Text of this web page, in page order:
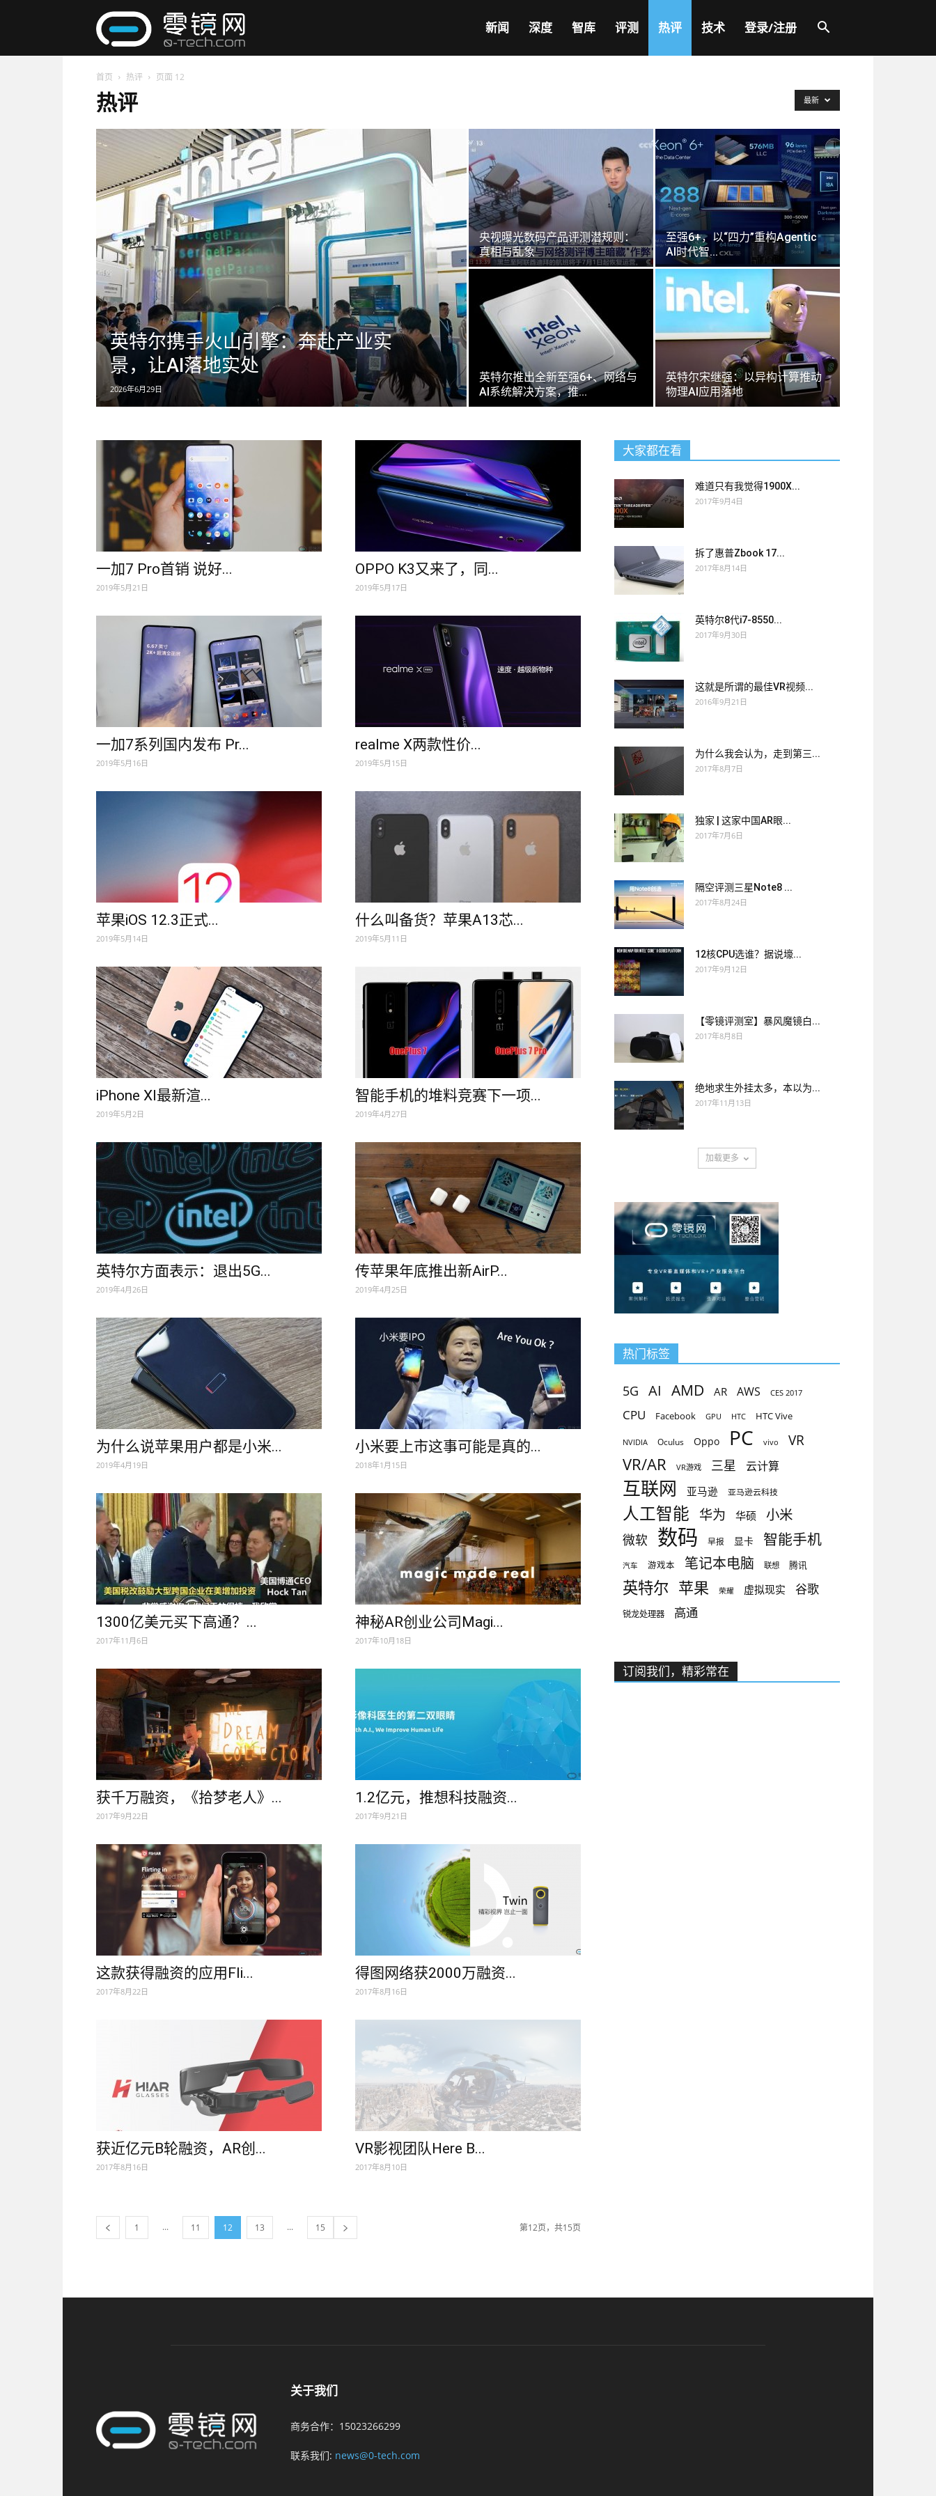
网
新闻 深度 智库 评测 热评 技术 登录/注册
首页 热评 页面 12
热评 最新
英特尔携手火山引擎：奔赴产业实
景，让AI落地实处
2026年6月29日
央视曝光数码产品评测潜规则：
真相与乱象
至强6+，以“四力”重构Agentic
AI时代智...
英特尔推出全新至强6+、网络与
AI系统解决方案，推...
英特尔宋继强：以异构计算推动
物理AI应用落地
一加7 Pro首销 说好...
2019年5月21日
OPPO K3又来了，同...
2019年5月17日
一加7系列国内发布 Pr...
2019年5月16日
realme X两款性价...
2019年5月15日
苹果iOS 12.3正式...
2019年5月14日
什么叫备货？苹果A13芯...
2019年5月11日
iPhone XI最新渲...
2019年5月2日
智能手机的堆料竞赛下一项...
2019年4月27日
英特尔方面表示：退出5G...
2019年4月26日
传苹果年底推出新AirP...
2019年4月25日
为什么说苹果用户都是小米...
2019年4月19日
小米要上市这事可能是真的...
2018年1月15日
1300亿美元买下高通？...
2017年11月6日
神秘AR创业公司Magi...
2017年10月18日
获千万融资，《拾梦老人》...
2017年9月22日
1.2亿元，推想科技融资...
2017年9月21日
这款获得融资的应用Fli...
2017年8月22日
得图网络获2000万融资...
2017年8月16日
获近亿元B轮融资，AR创...
2017年8月16日
VR影视团队Here B...
2017年8月10日
1 ... 11 12 13 ... 15 第12页，共15页
大家都在看
难道只有我觉得1900X...
2017年9月4日
拆了惠普Zbook 17...
2017年8月14日
英特尔8代i7-8550...
2017年9月30日
这就是所谓的最佳VR视频...
2016年9月21日
为什么我会认为，走到第三...
2017年8月7日
独家 | 这家中国AR眼...
2017年7月6日
隔空评测三星Note8 ...
2017年8月24日
12核CPU选谁？据说壕...
2017年9月12日
【零镜评测室】暴风魔镜白...
2017年8月8日
绝地求生外挂太多，本以为...
2017年11月13日
加载更多
热门标签
5G AI AMD AR AWS CES 2017
CPU Facebook GPU HTC HTC Vive
NVIDIA Oculus Oppo PC vivo VR
VR/AR VR游戏 三星 云计算
互联网 亚马逊 亚马逊云科技
人工智能 华为 华硕 小米
微软 数码 早报 显卡 智能手机
汽车 游戏本 笔记本电脑 联想 腾讯
英特尔 苹果 荣耀 虚拟现实 谷歌
锐龙处理器 高通
订阅我们，精彩常在
关于我们
商务合作：15023266299
联系我们: news@0-tech.com